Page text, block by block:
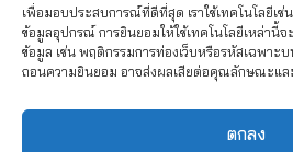
เพื่อมอบประสบการณ์ที่ดีที่สุด เราใช้เทคโนโลยีเช่
ข้อมูลอุปกรณ์ การยินยอมให้ใช้เทคโนโลยีเหล่านี้จ
ข้อมูล เช่น พฤติกรรมการท่องเว็บหรือรหัสเฉพาะ
ถอนความยินยอม อาจส่งผลเสียต่อคุณลักษณะแล
ตกลง
”คุณพี่เจ้าขาดิฉันเป็นห่านมิใ
เพียบ จาก 8 เวที
2026 TV Digital Watch All